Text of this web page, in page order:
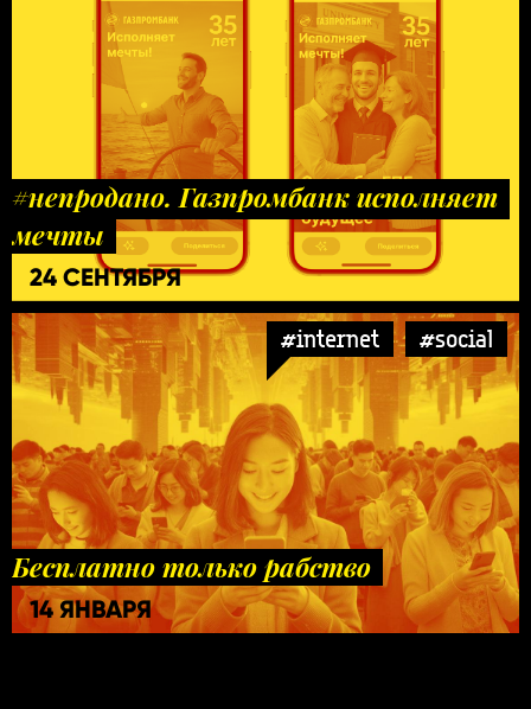
#непродано. Газпромбанк исполняет
мечты
24 СЕНТЯБРЯ
#internet #social
Бесплатно только рабство
14 ЯНВАРЯ